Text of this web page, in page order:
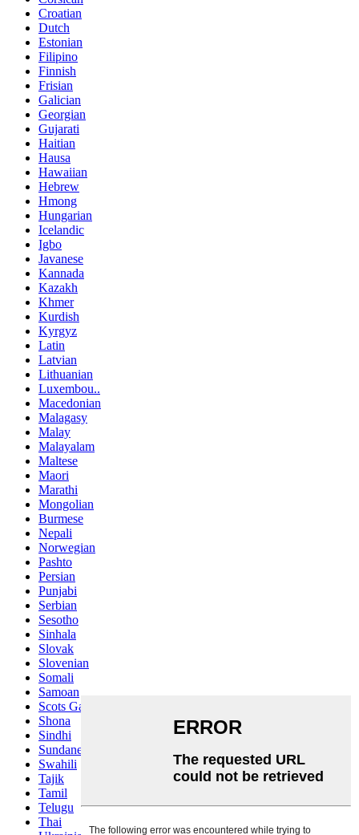
Croatian
Dutch
Estonian
Filipino
Finnish
Frisian
Galician
Georgian
Gujarati
Haitian
Hausa
Hawaiian
Hebrew
Hmong
Hungarian
Icelandic
Igbo
Javanese
Kannada
Kazakh
Khmer
Kurdish
Kyrgyz
Latin
Latvian
Lithuanian
Luxembou..
Macedonian
Malagasy
Malay
Malayalam
Maltese
Maori
Marathi
Mongolian
Burmese
Nepali
Norwegian
Pashto
Persian
Punjabi
Serbian
Sesotho
Sinhala
Slovak
Slovenian
Somali
Samoan
Scots Gaelic
Shona
Sindhi
Sundanese
Swahili
Tajik
Tamil
Telugu
Thai